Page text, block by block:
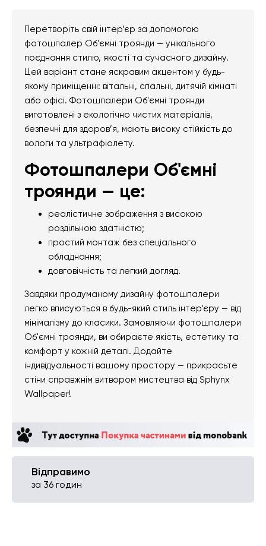
Перетворіть свій інтер’єр за допомогою
фотошпалер Об'ємні троянди — унікального
поєднання стилю, якості та сучасного дизайну.
Цей варіант стане яскравим акцентом у будь-
якому приміщенні: вітальні, спальні, дитячій кімнаті
або офісі. Фотошпалери Об'ємні троянди
виготовлені з екологічно чистих матеріалів,
безпечні для здоров’я, мають високу стійкість до
вологи та ультрафіолету.
Фотошпалери Об'ємні
троянди — це:
реалістичне зображення з високою
роздільною здатністю;
простий монтаж без спеціального
обладнання;
довговічність та легкий догляд.
Завдяки продуманому дизайну фотошпалери
легко вписуються в будь-який стиль інтер’єру — від
мінімалізму до класики. Замовляючи фотошпалери
Об'ємні троянди, ви обираєте якість, естетику та
комфорт у кожній деталі. Додайте
індивідуальності вашому простору — прикрасьте
стіни справжнім витвором мистецтва від Sphynx
Wallpaper!
Відправимо
за 36 годин